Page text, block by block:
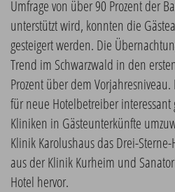
Umfrage von über 90 Prozent der
unterstützt wird, konnten die
gesteigert werden. Die
Trend im Schwarzwald in den
Prozent über dem
für neue Hotelbetreiber
Kliniken in Gästeunterkünfte
Klinik Karolushaus das Drei-
aus der Klinik Kurheim und
Hotel hervor.